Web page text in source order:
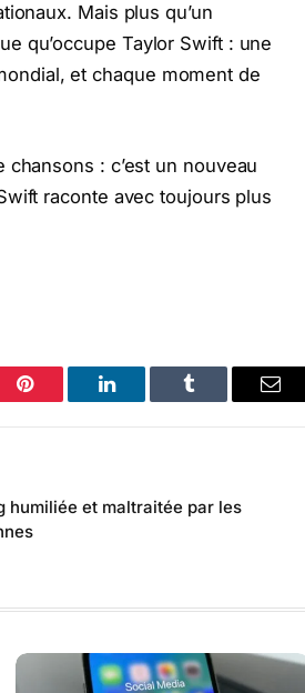
Mais plus qu’un
qu’occupe Taylor Swift : une
et chaque moment de
: c’est un nouveau
raconte avec toujours plus
Pinterest LinkedIn Tumblr
humiliée et maltraitée par les